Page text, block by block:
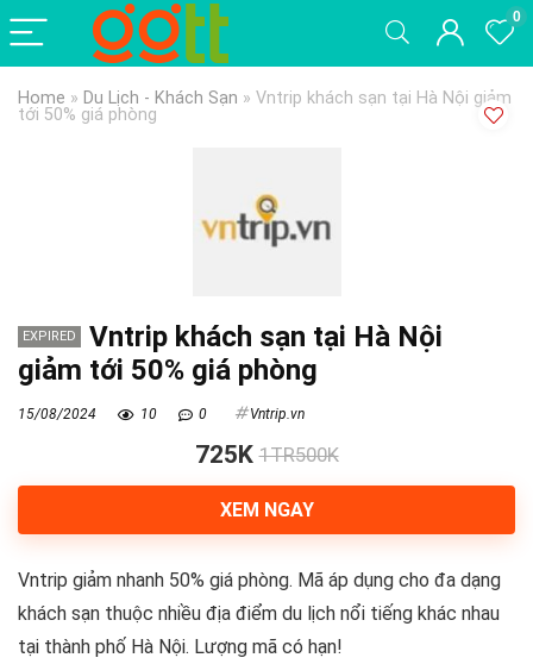
0
Home » Du Lịch - Khách Sạn » Vntrip khách sạn tại Hà Nội giảm
tới 50% giá phòng
EXPIRED
Vntrip khách sạn tại Hà Nội
giảm tới 50% giá phòng
15/08/2024 10 0 Vntrip.vn
725K 1TR500K
XEM NGAY
Vntrip giảm nhanh 50% giá phòng. Mã áp dụng cho đa dạng
khách sạn thuộc nhiều địa điểm du lịch nổi tiếng khác nhau
tại thành phố Hà Nội. Lượng mã có hạn!